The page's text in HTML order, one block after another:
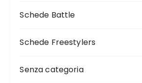
Schede Battle
Schede Freestylers
Senza categoria